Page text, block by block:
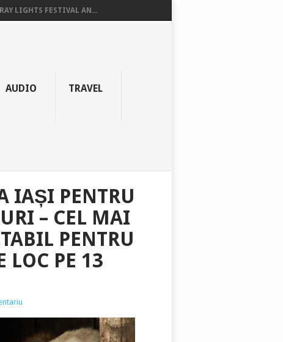
LIGHTS FESTIVAL AN...
AUDIO TRAVEL
IAȘI PENTRU
– CEL MAI
PENTRU
LOC PE 13